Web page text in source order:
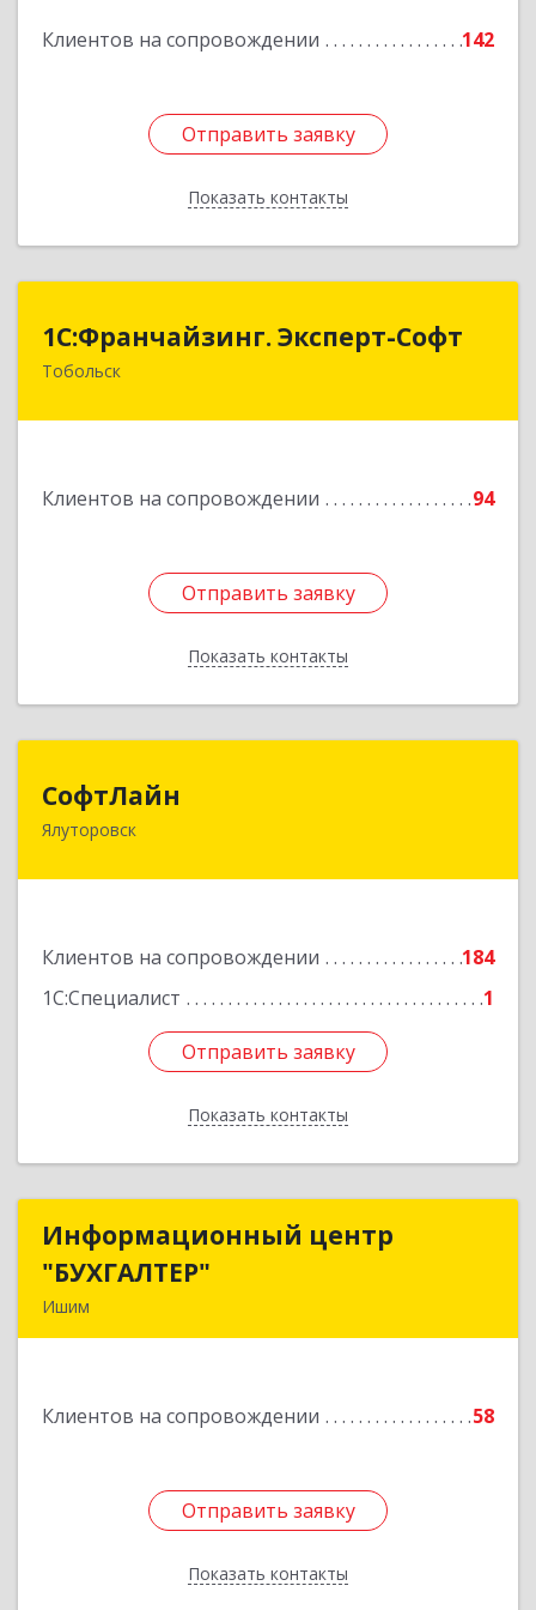
Клиентов на сопровождении 142
Отправить заявку
Показать контакты
Отправить заявку
Назад
1С:Франчайзинг. Эксперт-Софт
Тобольск
Клиентов на сопровождении 94
Отправить заявку
Показать контакты
1С:Франчайзинг. Эксперт-Софт
626150, Тюменская обл, Тобольск г, 7-й мкр,
Отправить заявку
Назад
СофтЛайн
Ялуторовск
Клиентов на сопровождении
184
1С:Специалист
1
Отправить заявку
Показать контакты
627010, Тюменская обл, Ялуторовский р-н,
Отправить заявку
Назад
Информационный центр
"БУХГАЛТЕР"
Ишим
Клиентов на сопровождении 58
Отправить заявку
Показать контакты
Информационный центр
Подробнее
Отправить заявку
Назад